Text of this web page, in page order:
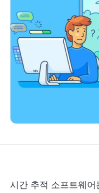
시간 추적 소프트웨